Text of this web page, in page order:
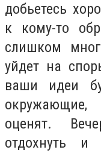
добьетесь
к кому-то
слишком
уйдет на
ваши идеи
оценят.
отдохнуть